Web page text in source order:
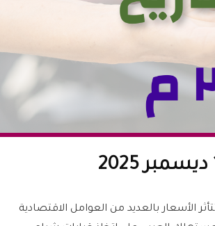
الأسعار بالعديد من العوامل الاقتصادية